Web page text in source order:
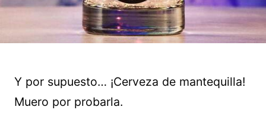
Y por supuesto… ¡Cerveza de mantequilla!
Muero por probarla.